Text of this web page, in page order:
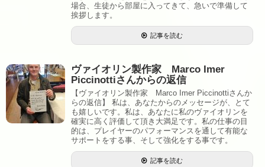
場合、生徒から部屋に入ってきて、急いで準備して
挨拶します。
記事を読む
ヴァイオリン製作家 Marco Imer
Piccinottiさんからの返信
【ヴァイオリン製作家 Marco Imer Piccinottiさんか
らの返信】 私は、あなたからのメッセージが、とて
も嬉しいです。私は、あなたに私のヴァイオリンを
確実に高く評価して頂き大満足です。私の仕事の目
的は、プレイヤーのパフォーマンスを通して有能な
サポートをする事、そして強化をする事です。
記事を読む